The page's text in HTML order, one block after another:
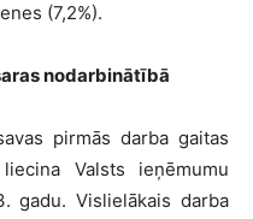
(7,2%).
nodarbinātībā
pirmās darba gaitas
Valsts ieņēmumu
gadu. Vislielākais darba